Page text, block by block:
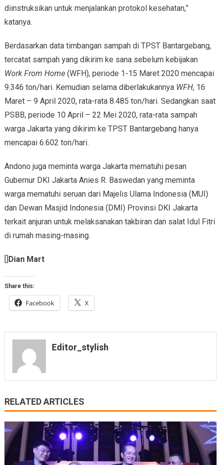
diinstruksikan untuk menjalankan protokol kesehatan,”
katanya.
Berdasarkan data timbangan sampah di TPST Bantargebang,
tercatat sampah yang dikirim ke sana sebelum kebijakan
Work From Home(WFH), periode 1-15 Maret 2020 mencapai
9.346 ton/hari. Kemudian selama diberlakukannya WFH, 16
Maret – 9 April 2020, rata-rata 8.485 ton/hari. Sedangkan saat
PSBB, periode 10 April – 22 Mei 2020, rata-rata sampah
warga Jakarta yang dikirim ke TPST Bantargebang hanya
mencapai 6.602 ton/hari.
Andono juga meminta warga Jakarta mematuhi pesan
Gubernur DKI Jakarta Anies R. Baswedan yang meminta
warga mematuhi seruan dari Majelis Ulama Indonesia (MUI)
dan Dewan Masjid Indonesia (DMI) Provinsi DKI Jakarta
terkait anjuran untuk melaksanakan takbiran dan salat Idul Fitri
di rumah masing-masing.
Dian Mart
Share this:
Facebook X
Editor_stylish
RELATED ARTICLES